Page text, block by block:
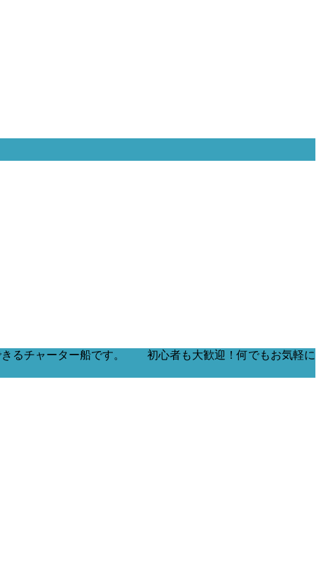
チャーター船です。 初心者も大歓迎！何でもお気軽に